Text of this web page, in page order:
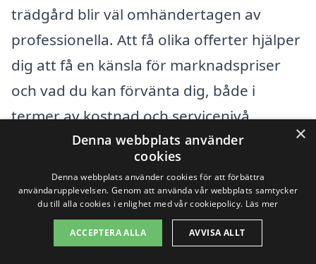
trädgård blir väl omhändertagen av
professionella. Att få olika offerter hjälper
dig att få en känsla för marknadspriser
och vad du kan förvänta dig, både i
termer av kostnad och servicenivå.
Få 3 erbjudanden, gratis och utan
förpliktelser
×
Denna webbplats använder
cookies
Denna webbplats använder cookies för att förbättra
användarupplevelsen. Genom att använda vår webbplats samtycker
du till alla cookies i enlighet med vår cookiepolicy. Läs mer
ACCEPTERA ALLA AVVISA ALLT